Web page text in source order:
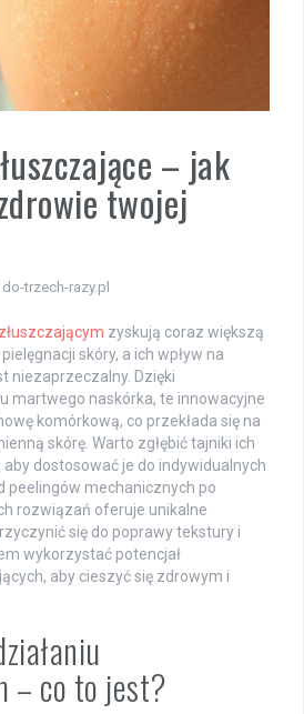
– jak
twojej
do-trzech-razy.pl
zyskują coraz większą
skóry, a ich wpływ na
niezaprzeczalny. Dzięki
martwego naskórka, te innowacyjne
komórkową, co przekłada się na
skórę. Warto zgłębić tajniki ich
aby dostosować je do indywidualnych
peelingów mechanicznych po
rozwiązań oferuje unikalne
się do poprawy tekstury i
wykorzystać potencjał
aby cieszyć się zdrowym i
– co to jest?